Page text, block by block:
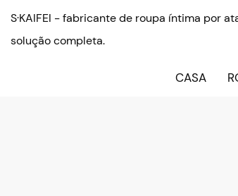
S·KAIFEI - fabricante de roupa íntima por
solução completa.
CASA